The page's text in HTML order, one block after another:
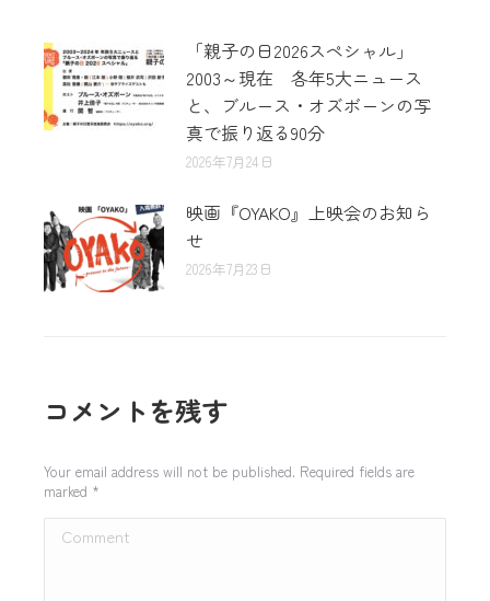
「親子の日2026スペシャル」
2003～現在 各年5大ニュース
と、ブルース・オズボーンの写
真で振り返る90分
2026年7月24日
映画『OYAKO』上映会のお知ら
せ
2026年7月23日
コメントを残す
Your email address will not be published. Required fields are
marked *
Comment